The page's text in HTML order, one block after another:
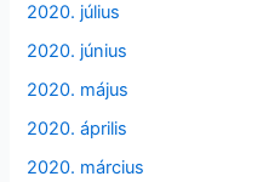
2020. július
2020. június
2020. május
2020. április
2020. március